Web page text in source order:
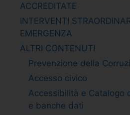
ACCREDITATE
INTERVENTI
EMERGENZA
ALTRI CONTENUTI
Prevenzione della
Accesso civico
Accessibilità e Catalogo
e banche dati